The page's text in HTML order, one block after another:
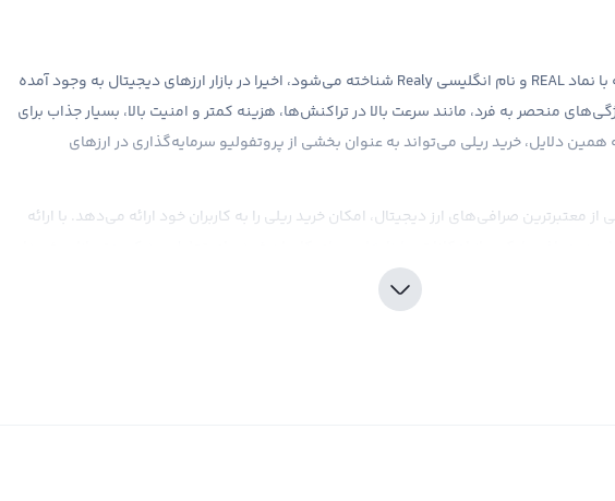
ریلی، ارز دیجیتال جدیدی که با نماد REAL و نام انگلیسی Realy شناخته می‌شود، اخیرا در بازار ارزهای دیجیتال به وجود آمده
منحصر به فرد، مانند سرعت بالا در تراکنش‌ها، هزینه کمتر و امنیت بالا، بسیار جذاب برای
دلایل، خرید ریلی می‌تواند به عنوان بخشی از پروتفولیو سرمایه‌گذاری در ارزهای
معتبرترین صرافی‌های ارز دیجیتال، امکان خرید ریلی را به کاربران خود ارائه می‌دهد. با ارائه
به سرمایه گذاری در ریلی، می‌توانید با اطمینان خاطر اقدام به خرید این ارز دیجیتال در
تجربه را از خرید ارزهای دیجیتال در این صرافی داشته باشید.